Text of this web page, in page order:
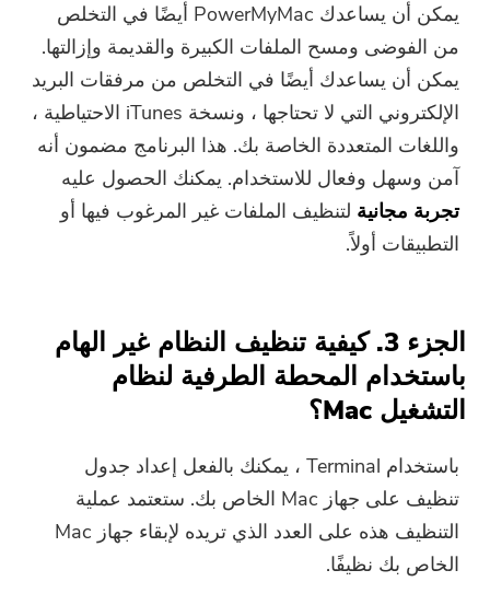
يمكن أن يساعدك PowerMyMac أيضًا في التخلص
من الفوضى ومسح الملفات الكبيرة والقديمة وإزالتها.
يمكن أن يساعدك أيضًا في التخلص من مرفقات البريد
الإلكتروني التي لا تحتاجها ، ونسخة iTunes الاحتياطية ،
واللغات المتعددة الخاصة بك. هذا البرنامج مضمون أنه
آمن وسهل وفعال للاستخدام. يمكنك الحصول عليه
تجربة مجانية لتنظيف الملفات غير المرغوب فيها أو
التطبيقات أولاً.
الجزء 3. كيفية تنظيف النظام غير الهام
باستخدام المحطة الطرفية لنظام
التشغيل Mac؟
باستخدام Terminal ، يمكنك بالفعل إعداد جدول
تنظيف على جهاز Mac الخاص بك. ستعتمد عملية
التنظيف هذه على العدد الذي تريده لإبقاء جهاز Mac
الخاص بك نظيفًا.